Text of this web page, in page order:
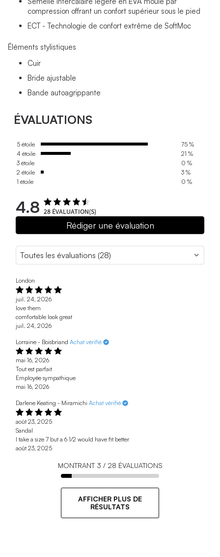
compression offrant un confort supérieur sous le pied
ECT - Technologie de confort extrême de SoftMoc
Éléments stylistiques
Cuir
Bride ajustable
Bande autoagrippante
ÉVALUATIONS
5 étoile
75 %
4 étoile
21 %
3 étoile
0 %
2 étoile
3 %
1 étoile
0 %
4.8 28 ÉVALUATION(S)
Rédiger une évaluation
London
juil. 24, 2026
love them
comfortable look great
juil. 24, 2026
Lorraine - Boisbriand Achat vérifié
mai 16, 2026
Tout est parfait
Employée sympathique
mai 16, 2026
Darlene Keating - Miramichi Achat vérifié
août 23, 2025
Sandal
I take a size 7 but a 6 1/2 would have fit better
août 23, 2025
MONTRANT 3 / 28 ÉVALUATIONS
AFFICHER PLUS DE
RÉSULTATS